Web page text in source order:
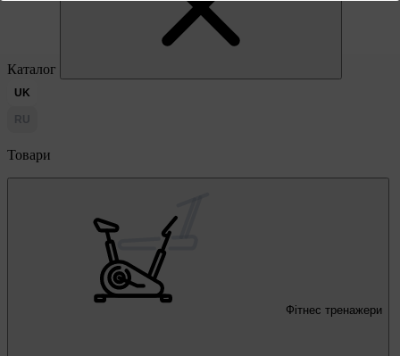
Каталог
UK
RU
Товари
Фітнес тренажери